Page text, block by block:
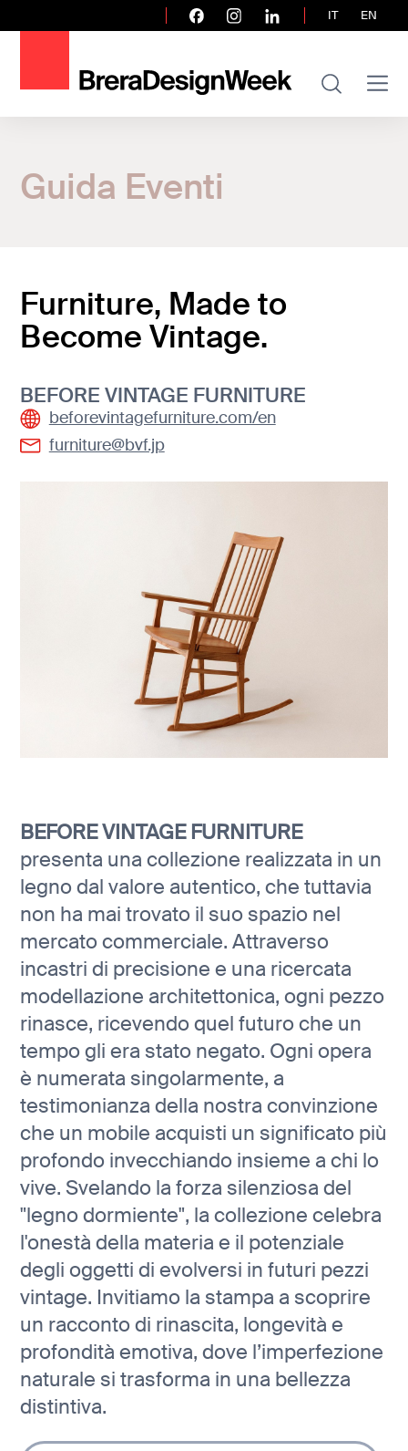
IT EN
Guida Eventi
Furniture, Made to Become Vintage.
Guida Eventi
Furniture, Made to
Become Vintage.
BEFORE VINTAGE FURNITURE
beforevintagefurniture.com/en
furniture@bvf.jp
BEFORE VINTAGE FURNITURE
presenta una collezione realizzata in un
legno dal valore autentico, che tuttavia
non ha mai trovato il suo spazio nel
mercato commerciale. Attraverso
incastri di precisione e una ricercata
modellazione architettonica, ogni pezzo
rinasce, ricevendo quel futuro che un
tempo gli era stato negato. Ogni opera
è numerata singolarmente, a
testimonianza della nostra convinzione
che un mobile acquisti un significato più
profondo invecchiando insieme a chi lo
vive. Svelando la forza silenziosa del
"legno dormiente", la collezione celebra
l'onestà della materia e il potenziale
degli oggetti di evolversi in futuri pezzi
vintage. Invitiamo la stampa a scoprire
un racconto di rinascita, longevità e
profondità emotiva, dove l’imperfezione
naturale si trasforma in una bellezza
distintiva.